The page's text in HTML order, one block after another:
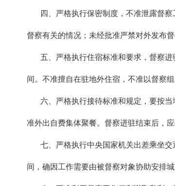
四、严格执行保密制度，不准泄露督察
督察有关的情况；未经批准严禁对外发布
五、严格执行住宿标准和要求，督察进
间。不准擅自在驻地外住宿，不准以督察
六、严格执行接待标准和规定，要按当
准外出自费集体聚餐。督察进驻结束后，
七、严格执行中央国家机关出差乘坐交
间，确因工作需要由被督察对象协助安排